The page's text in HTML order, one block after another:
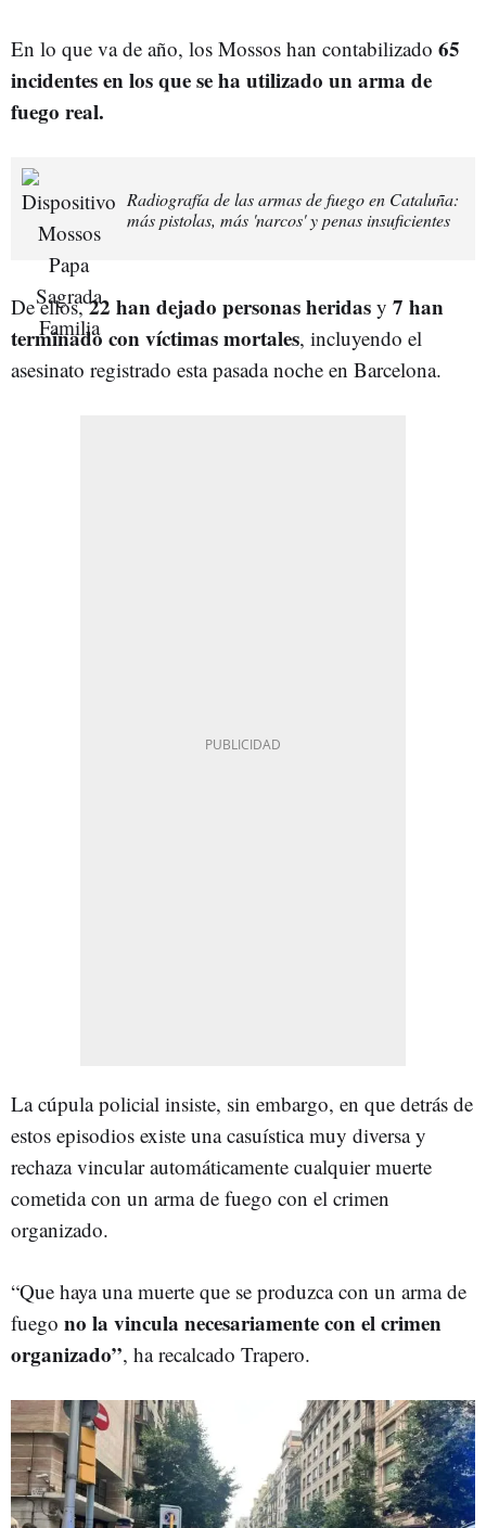
En lo que va de año, los Mossos han contabilizado 65
incidentes en los que se ha utilizado un arma de
fuego real.
Radiografía de las armas de fuego en Cataluña:
más pistolas, más 'narcos' y penas insuficientes
De ellos,22 han dejado personas heridas y 7 han
terminado con víctimas mortales, incluyendo el
asesinato registrado esta pasada noche en Barcelona.
La cúpula policial insiste, sin embargo, en que detrás de
estos episodios existe una casuística muy diversa y
rechaza vincular automáticamente cualquier muerte
cometida con un arma de fuego con el crimen
organizado.
“Que haya una muerte que se produzca con un arma de
fuego no la vincula necesariamente con el crimen
organizado”, ha recalcado Trapero.